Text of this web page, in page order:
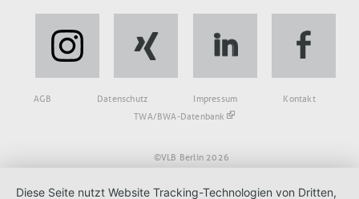
©VLB Berlin 2026
Fußbereich
AGB Datenschutz Impressum
Kontakt
TWA/BWA-Datenbank
Diese Seite nutzt Website Tracking-Technologien von Dritten,